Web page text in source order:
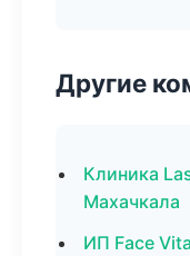
Другие
Клиника
Махачкала
ИП Face